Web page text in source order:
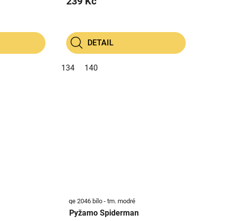
DETAIL
134 140
qe 2046 bílo - tm. modré
Pyžamo Spiderman